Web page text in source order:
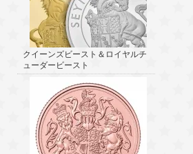
クイーンズビースト＆ロイヤルチ
ューダービースト